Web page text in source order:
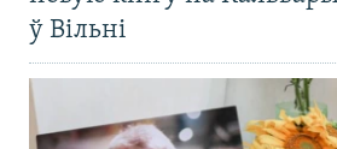
ў Вільні